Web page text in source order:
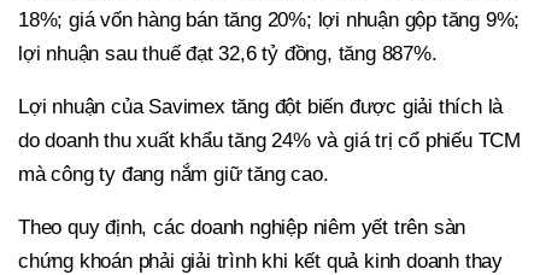
18%; giá vốn hàng bán tăng 20%; lợi nhuận gộp tăng 9%;
lợi nhuận sau thuế đạt 32,6 tỷ đồng, tăng 887%.
Lợi nhuận của Savimex tăng đột biến được giải thích là
do doanh thu xuất khẩu tăng 24% và giá trị cổ phiếu TCM
mà công ty đang nắm giữ tăng cao.
Theo quy định, các doanh nghiệp niêm yết trên sàn
chứng khoán phải giải trình khi kết quả kinh doanh thay